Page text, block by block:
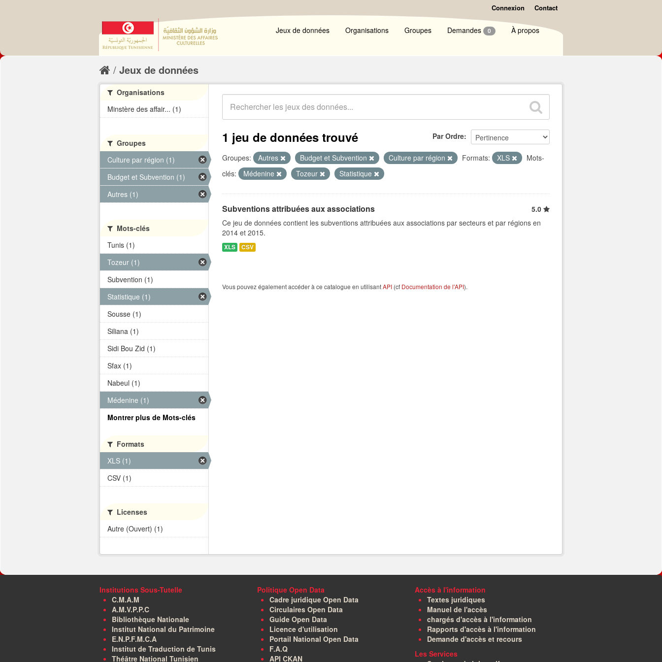
Connexion Contact
Jeux de données Organisations Groupes Demandes 0 À propos
Jeux de données
Par Ordre
1 jeu de données trouvé
Groupes: Autres Budget et Subvention Culture par région Formats: XLS
Mots-
clés:
Médenine Tozeur Statistique
Subventions attribuées aux associations
5.0
Ce jeu de données contient les subventions attribuées aux associations par secteurs et par régions en
2014 et 2015.
XLS CSV
Vous pouvez également accéder à ce catalogue en utilisantAPI (cf Documentation de l'API).
Organisations
Minstère des affair... (1)
Groupes
Culture par région (1)
Budget et Subvention (1)
Autres (1)
Mots-clés
Tunis (1)
Tozeur (1)
Subvention (1)
Statistique (1)
Sousse (1)
Siliana (1)
Sidi Bou Zid (1)
Sfax (1)
Nabeul (1)
Médenine (1)
Montrer plus de Mots-clés
Formats
XLS (1)
CSV (1)
Licenses
Autre (Ouvert) (1)
Institutions Sous-Tutelle
C.M.A.M
A.M.V.P.P.C
Bibliothèque Nationale
Institut National du Patrimoine
E.N.P.F.M.C.A
Institut de Traduction de Tunis
Théâtre National Tunisien
Politique Open Data
Cadre juridique Open Data
Circulaires Open Data
Guide Open Data
Licence d'utilisation
Portail National Open Data
F.A.Q
API CKAN
Accès à l'information
Textes juridiques
Manuel de l'accès
chargés d'accès à l'information
Rapports d'accès à l'information
Demande d'accès et recours
Les Services